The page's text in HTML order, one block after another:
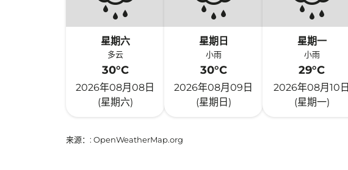
星期六
多云
30°C
2026年08月08日
(星期六)
星期日
小雨
30°C
2026年08月09日
(星期日)
星期一
小雨
29°C
2026年08月10日
(星期一)
来源： : OpenWeatherMap.org